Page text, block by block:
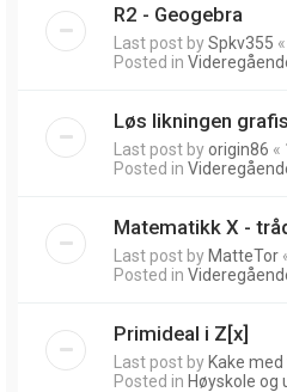
R2 - Geogebra
Last post bySpkv355 «
Posted in
Løs likningen
Last post byorigin86 «
Posted in
Matematikk X -
Last post by MatteTor
Posted in
Primideal i Z[x]
Last post by Kake
Posted in Høyskole og